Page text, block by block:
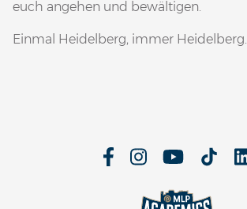
euch angehen und bewältigen.
Einmal Heidelberg, immer Heidelberg.